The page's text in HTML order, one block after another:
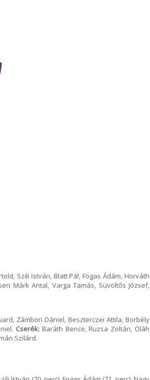
Szili István, Blatt Pál, Fogas Ádám, Horváth
Márk Antal, Varga Tamás, Süvöltős József,
Zámbori Dániel, Beszterczei Attila, Borbély
Cserék: Baráth Bence, Ruzsa Zoltán, Oláh
Szilárd.